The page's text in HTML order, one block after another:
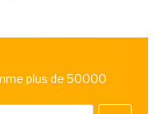
plus de 50000